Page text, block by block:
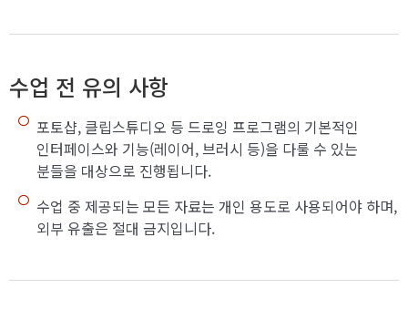
수업 전 유의 사항
포토샵, 클립스튜디오 등 드로잉 프로그램의 기본적인
인터페이스와 기능(레이어, 브러시 등)을 다룰 수 있는
분들을 대상으로 진행됩니다.
수업 중 제공되는 모든 자료는 개인 용도로 사용되어야 하며,
외부 유출은 절대 금지입니다.